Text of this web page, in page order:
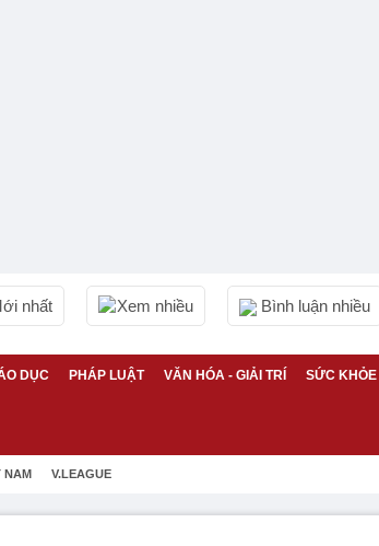
nhất Xem nhiều Bình luận nhiều
DỤC PHÁP LUẬT VĂN HÓA - GIẢI TRÍ SỨC KHỎE
NAM V.LEAGUE